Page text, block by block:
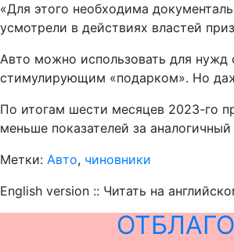
«Для этого необходима
усмотрели в действиях властей
Авто можно использовать для нужд
стимулирующим «подарком». Но
По итогам шести месяцев 2023-го
меньше показателей за
Метки: Авто, чиновники
English version :: Читать на